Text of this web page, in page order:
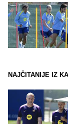
NAJČITANIJE IZ